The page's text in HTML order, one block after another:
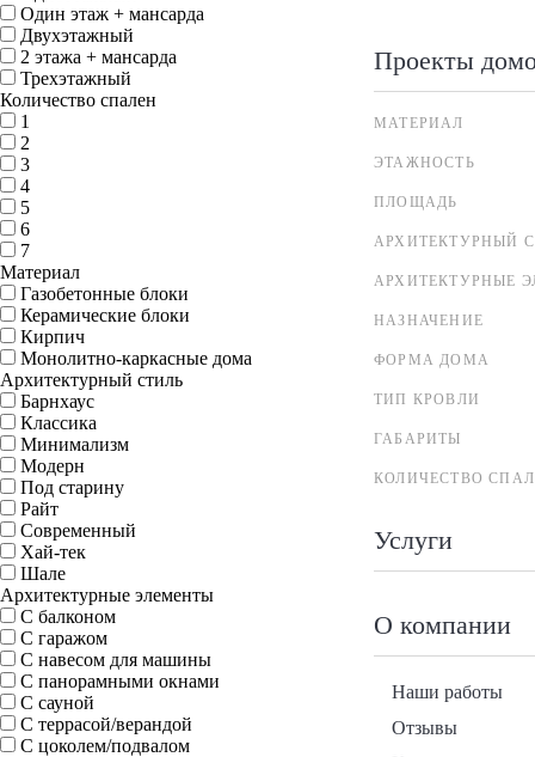
Проекты
МАТЕРИАЛ
ЭТАЖНОСТЬ
ПЛОЩАДЬ
АРХИТЕКТУРНЫЙ
АРХИТЕКТУРНЫЕ
НАЗНАЧЕНИЕ
ФОРМА ДОМА
ТИП КРОВЛИ
ГАБАРИТЫ
КОЛИЧЕСТВО
Услуги
О компании
Наши работы
Отзывы
Один этаж + мансарда
Двухэтажный
2 этажа + мансарда
Трехэтажный
Количество спален
1
2
3
4
5
6
7
Материал
Газобетонные блоки
Керамические блоки
Кирпич
Монолитно-каркасные дома
Архитектурный стиль
Барнхаус
Классика
Минимализм
Модерн
Под старину
Райт
Современный
Хай-тек
Шале
Архитектурные элементы
С балконом
С гаражом
С навесом для машины
С панорамными окнами
С сауной
С террасой/верандой
С цоколем/подвалом